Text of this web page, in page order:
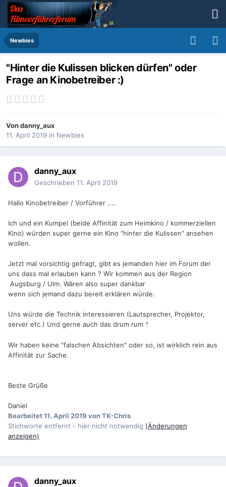
Newbies
"Hinter die Kulissen blicken dürfen" oder
Frage an Kinobetreiber :)
Vondanny_aux
11. April 2019 in Newbies
danny_aux
Geschrieben 11. April 2019
Hallo Kinobetreiber / Vorführer ....
Ich und ein Kumpel (beide Affinität zum Heimkino / kommerziellen
Kino) würden super gerne ein Kino "hinter die Kulissen" ansehen
wollen.
Jetzt mal vorsichtig gefragt, gibt es jemanden hier im Forum der
uns dass mal erlauben kann ? Wir kommen aus der Region
Augsburg / Ulm. Wären also super dankbar
wenn sich jemand dazu bereit erklären würde.
Uns würde die Technik interessieren (Lautsprecher, Projektor,
server etc.) Und gerne auch das drum rum ?
Wir haben keine "falschen Absichten" oder so, ist wirklich rein aus
Affinität zur Sache.
Beste Grüße
Daniel
Bearbeitet11. April 2019 von TK-Chris
Stichworte entfernt - hier nicht notwendig (Änderungen
anzeigen)
danny_aux